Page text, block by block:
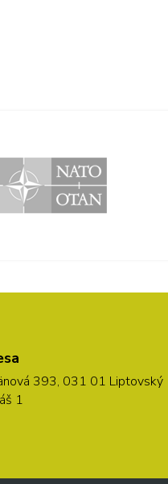
393, 031 01 Liptovský
1